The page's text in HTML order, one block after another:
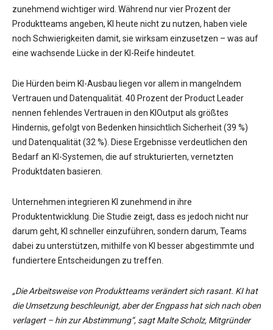
zunehmend wichtiger wird. Während nur vier Prozent der
Produktteams angeben, KI heute nicht zu nutzen, haben viele
noch Schwierigkeiten damit, sie wirksam einzusetzen – was auf
eine wachsende Lücke in der KI-Reife hindeutet.
Die Hürden beim KI-Ausbau liegen vor allem in mangelndem
Vertrauen und Datenqualität. 40 Prozent der Product Leader
nennen fehlendes Vertrauen in den KIOutput als größtes
Hindernis, gefolgt von Bedenken hinsichtlich Sicherheit (39 %)
und Datenqualität (32 %). Diese Ergebnisse verdeutlichen den
Bedarf an KI-Systemen, die auf strukturierten, vernetzten
Produktdaten basieren.
Unternehmen integrieren KI zunehmend in ihre
Produktentwicklung. Die Studie zeigt, dass es jedoch nicht nur
darum geht, KI schneller einzuführen, sondern darum, Teams
dabei zu unterstützen, mithilfe von KI besser abgestimmte und
fundiertere Entscheidungen zu treffen.
„Die Arbeitsweise von Produktteams verändert sich rasant. KI hat
die Umsetzung beschleunigt, aber der Engpass hat sich nach oben
verlagert – hin zur Abstimmung“, sagt Malte Scholz, Mitgründer